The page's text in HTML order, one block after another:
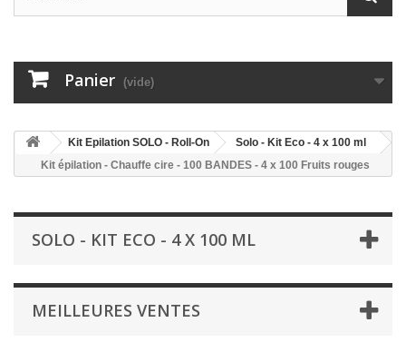
Panier (vide)
Kit Epilation SOLO - Roll-On
Solo - Kit Eco - 4 x 100 ml
Kit épilation - Chauffe cire - 100 BANDES - 4 x 100 Fruits rouges
SOLO - KIT ECO - 4 X 100 ML
MEILLEURES VENTES